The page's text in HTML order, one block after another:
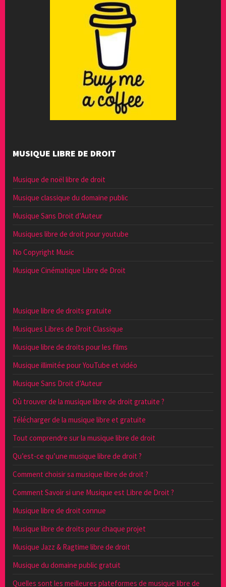
MUSIQUE LIBRE DE DROIT
Musique de noël libre de droit
Musique classique du domaine public
Musique Sans Droit d’Auteur
Musiques libre de droit pour youtube
No Copyright Music
Musique Cinématique Libre de Droit
Musique libre de droits gratuite
Musiques Libres de Droit Classique
Musique libre de droits pour les films
Musique illimitée pour YouTube et vidéo
Musique Sans Droit d’Auteur
Où trouver de la musique libre de droit gratuite ?
Télécharger de la musique libre et gratuite
Tout comprendre sur la musique libre de droit
Qu’est-ce qu’une musique libre de droit ?
Comment choisir sa musique libre de droit ?
Comment Savoir si une Musique est Libre de Droit ?
Musique libre de droit connue
Musique libre de droits pour chaque projet
Musique Jazz & Ragtime libre de droit
Musique du domaine public gratuit
Quelles sont les meilleures plateformes de musique libre de